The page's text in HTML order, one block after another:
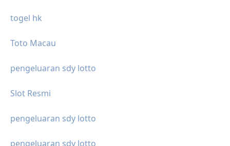
togel hk
Toto Macau
pengeluaran sdy lotto
Slot Resmi
pengeluaran sdy lotto
pengeluaran sdy lotto